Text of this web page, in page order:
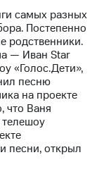
самых разных
Постепенно
родственники.
— Иван Star
«Голос.Дети»,
песню
на проекте
что Ваня
песни, открыл